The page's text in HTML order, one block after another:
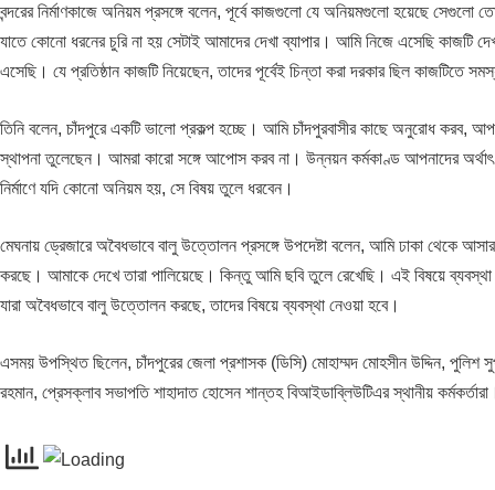
বন্দরের নির্মাণকাজে অনিয়ম প্রসঙ্গে বলেন, পূর্বে কাজগুলো যে অনিয়মগুলো হয়েছে
যাতে কোনো ধরনের চুরি না হয় সেটাই আমাদের দেখা ব্যাপার। আমি নিজে এসেছি কাজটি
এসেছি। যে প্রতিষ্ঠান কাজটি নিয়েছেন, তাদের পূর্বেই চিন্তা করা দরকার ছিল কাজটিতে
তিনি বলেন, চাঁদপুরে একটি ভালো প্রকল্প হচ্ছে। আমি চাঁদপুরবাসীর কাছে অনুরোধ করব,
স্থাপনা তুলেছেন। আমরা কারো সঙ্গে আপোস করব না। উন্নয়ন কর্মকাণ্ড আপনাদের
নির্মাণে যদি কোনো অনিয়ম হয়, সে বিষয় তুলে ধরবেন।
মেঘনায় ড্রেজারে অবৈধভাবে বালু উত্তোলন প্রসঙ্গে উপদেষ্টা বলেন, আমি ঢাকা থেকে
করছে। আমাকে দেখে তারা পালিয়েছে। কিন্তু আমি ছবি তুলে রেখেছি। এই বিষয়ে
যারা অবৈধভাবে বালু উত্তোলন করছে, তাদের বিষয়ে ব্যবস্থা নেওয়া হবে।
এসময় উপস্থিত ছিলেন, চাঁদপুরের জেলা প্রশাসক (ডিসি) মোহাম্মদ মোহসীন উদ্দিন,
রহমান, প্রেসক্লাব সভাপতি শাহাদাত হোসেন শান্তহ বিআইডাব্লিউটিএর স্থানীয়